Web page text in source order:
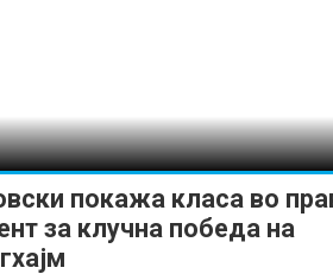
покажа класа во
за клучна победа на